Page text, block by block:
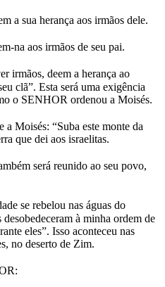
a sua herança aos irmãos dele.
na aos irmãos de seu pai.
irmãos, deem a herança ao
clã”. Esta será uma exigência
o SENHOR ordenou a Moisés.
Moisés: “Suba este monte da
que dei aos israelitas.
será reunido ao seu povo,
se rebelou nas águas do
à minha ordem de
eles”. Isso aconteceu nas
no deserto de Zim.